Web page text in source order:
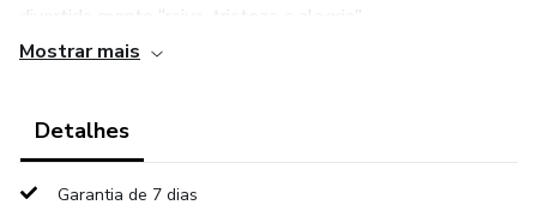
divertida mente “raiva, tristeza e alegria”
❤️Bolinhas para escrever o nome de cada criança (editável)
Mostrar mais
Detalhes
Garantia de 7 dias